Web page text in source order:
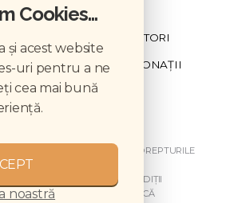
CONTRIBUTORI
CMVRO DONAȚII
CHESTIONAR
VETERINARUL. TOATE DREPTURILE
REZERVATE.
TERMENI ȘI CONDIȚII
CODUL DE ETICĂ
Cookies...
și acest website
uri pentru a ne
cea mai bună
noastră